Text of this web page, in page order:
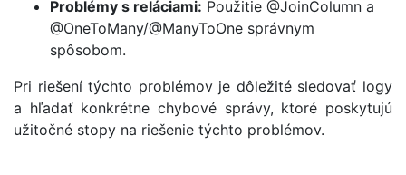
Problémy s reláciami: Použitie @JoinColumn a
@OneToMany/@ManyToOne správnym
spôsobom.
Pri riešení týchto problémov je dôležité sledovať logy
a hľadať konkrétne chybové správy, ktoré poskytujú
užitočné stopy na riešenie týchto problémov.